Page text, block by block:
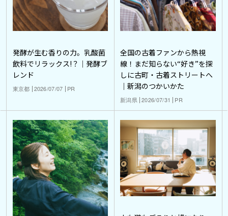
発酵が生む香りの力。乳酸菌
飲料でリラックス!？｜発酵ブ
レンド
東京都 2026/07/07 PR
全国の古着ファンから熱視
線！まだ知らない“好き”を探
しに古町・古着ストリートへ
｜新潟のつかいかた
新潟県 2026/07/31 PR